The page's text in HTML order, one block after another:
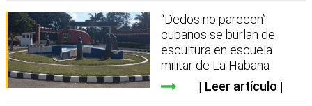
“Dedos no parecen”:
cubanos se burlan de
escultura en escuela
militar de La Habana
Leer artículo